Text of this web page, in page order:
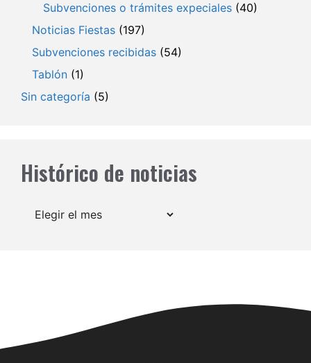
Subvenciones o trámites expeciales (40)
Noticias Fiestas (197)
Subvenciones recibidas (54)
Tablón (1)
Sin categoría (5)
Histórico de noticias
Archivos